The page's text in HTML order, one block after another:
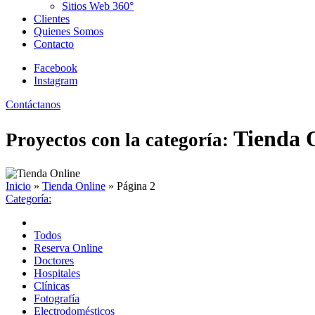
Sitios Web 360°
Clientes
Quienes Somos
Contacto
Facebook
Instagram
Contáctanos
Proyectos con la categoría: Tienda
Inicio » Tienda Online » Página 2
Categoría:
Todos
Reserva Online
Doctores
Hospitales
Clínicas
Fotografía
Electrodomésticos